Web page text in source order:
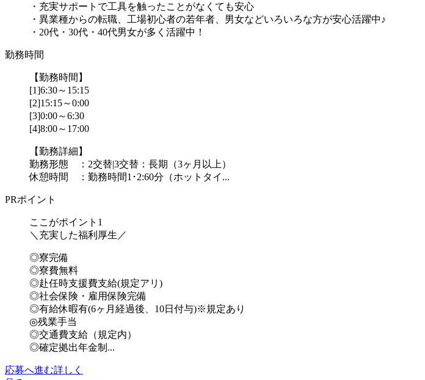
・充実サポートで工具を触ったことがなくても安心
・異業種からの転職、工場初心者の若年者、男女などいろいろな方が安心活躍中♪
・20代・30代・40代男女が多く活躍中！
勤務時間
【勤務時間】
[1]6:30～15:15
[2]15:15～0:00
[3]0:00～6:30
[4]8:00～17:00
【勤務詳細】
勤務形態 ：2交替|3交替：長期（3ヶ月以上）
休憩時間 ：勤務時間1･2:60分（ホットタイ...
PRポイント
ここがポイント1
＼充実した福利厚生／
◎寮完備
◎寮費無料
◎赴任時支援費支給(規定アリ)
◎社会保険・雇用保険完備
◎有給休暇有(6ヶ月経過後、10日付与)※規定あり
◎残業手当
◎交通費支給（規定内）
◎確定拠出年金制...
応募へ進む詳しく